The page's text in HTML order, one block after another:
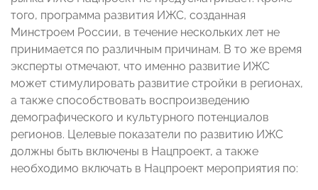
того, программа развития ИЖС, созданная
Минстроем России, в течение нескольких лет не
принимается по различным причинам. В то же время
эксперты отмечают, что именно развитие ИЖС
может стимулировать развитие стройки в регионах,
а также способствовать воспроизведению
демографического и культурного потенциалов
регионов. Целевые показатели по развитию ИЖС
должны быть включены в Нацпроект, а также
необходимо включать в Нацпроект мероприятия по: